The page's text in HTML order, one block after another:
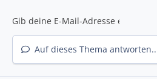
Auf dieses Thema